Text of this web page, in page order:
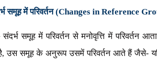
समूह में परिवर्तन (Changes in Reference
संदर्भ समूह में परिवर्तन से मनोवृत्ति में परिवर्तन
,उस समूह के अनुरूप उसमें परिवर्तन आते हैं जैसे- यदि